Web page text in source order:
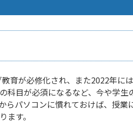
育が必修化され、また2022年に
科目が必須になるなど、今や学生
らパソコンに慣れておけば、授業
ます。